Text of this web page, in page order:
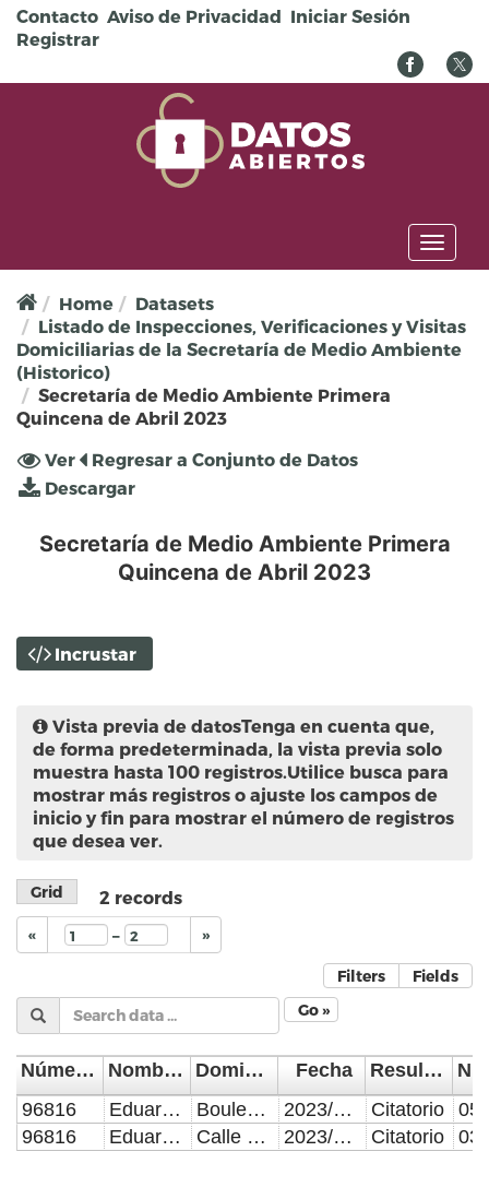
Pasar al contenido principal
Contacto Aviso de Privacidad Iniciar Sesión
Registrar
Toggle
Home
Datasets
Listado de Inspecciones, Verificaciones y Visitas
Domiciliarias de la Secretaría de Medio Ambiente
(Historico)
Secretaría de Medio Ambiente Primera
Quincena de Abril 2023
Solapas principales
Ver (solapa
activa)
Regresar a Conjunto de Datos
Descargar
Secretaría de Medio Ambiente Primera
Quincena de Abril 2023
Incrustar
Vista previa de datosTenga en cuenta que,
de forma predeterminada, la vista previa solo
muestra hasta 100 registros.Utilice busca para
mostrar más registros o ajuste los campos de
inicio y fin para mostrar el número de registros
que desea ver.
Grid 2 records
« – »
Filters
Fields
Go »
Número de Control Nombre del Supervisor/Verificador Domicilio de la visita Fecha
Resultado de la Inspección, Verificación o Visita Domiciliaria
96816
Eduardo Rodríguez López Boulevard Independencia número 12122, Departamento 1, Colonia San Miguel Mayorazgo. 2023/04/03
Citatorio
96816
Eduardo Rodríguez López Calle Francisco I Madero número 908, Colonia La Libertad. 2023/04/10 Citatorio